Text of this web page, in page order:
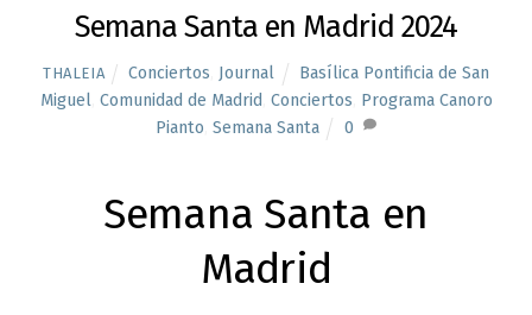
Semana Santa en Madrid 2024
THALEIA Conciertos Journal
Basílica Pontificia de San
Miguel, Comunidad de Madrid Conciertos Programa Canoro
Pianto Semana Santa 0
Semana Santa en
Madrid